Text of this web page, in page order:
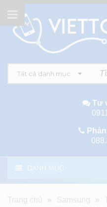
Tất cả danh mục
Tư
DANH MỤC
Trang chủ » Samsung »